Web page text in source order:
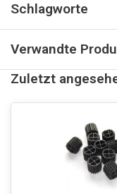
Schlagworte
Verwandte
Zuletzt